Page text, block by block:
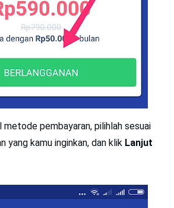
metode pembayaran, pilihlah sesuai
yang kamu inginkan, dan klik Lanjut